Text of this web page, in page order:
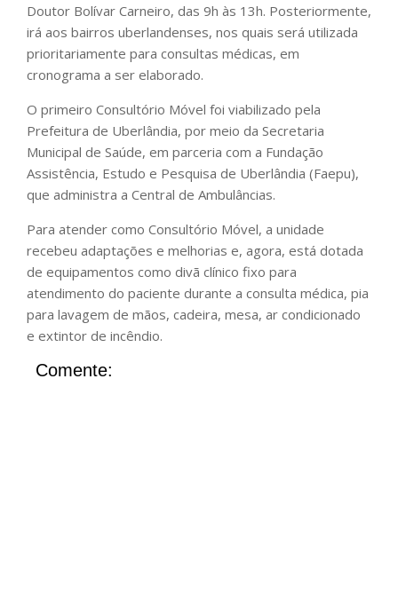
Doutor Bolívar Carneiro, das 9h às 13h. Posteriormente,
irá aos bairros uberlandenses, nos quais será utilizada
prioritariamente para consultas médicas, em
cronograma a ser elaborado.
O primeiro Consultório Móvel foi viabilizado pela
Prefeitura de Uberlândia, por meio da Secretaria
Municipal de Saúde, em parceria com a Fundação
Assistência, Estudo e Pesquisa de Uberlândia (Faepu),
que administra a Central de Ambulâncias.
Para atender como Consultório Móvel, a unidade
recebeu adaptações e melhorias e, agora, está dotada
de equipamentos como divã clínico fixo para
atendimento do paciente durante a consulta médica, pia
para lavagem de mãos, cadeira, mesa, ar condicionado
e extintor de incêndio.
Comente: